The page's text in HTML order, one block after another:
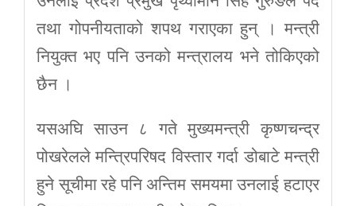
तथा गोपनीयताको शपथ गराएका हुन् । मन्त्री
नियुक्त भए पनि उनको मन्त्रालय भने तोकिएको
छैन ।
यसअघि साउन ८ गते मुख्यमन्त्री कृष्णचन्द्र
पोखरेलले मन्त्रिपरिषद विस्तार गर्दा डोबाटे मन्त्री
हुने सूचीमा रहे पनि अन्तिम समयमा उनलाई हटाएर